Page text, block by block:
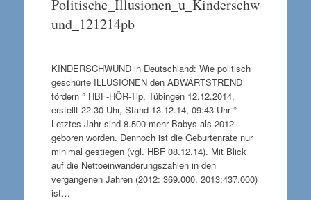
Politische_Illusionen_u_Kinderschw
und_121214pb
KINDERSCHWUND in Deutschland: Wie politisch
geschürte ILLUSIONEN den ABWÄRTSTREND
fördern ° HBF-HÖR-Tip, Tübingen 12.12.2014,
erstellt 22:30 Uhr, Stand 13.12.14, 09:43 Uhr °
Letztes Jahr sind 8.500 mehr Babys als 2012
geboren worden. Dennoch ist die Geburtenrate nur
minimal gestiegen (vgl. HBF 08.12.14). Mit Blick
auf die Nettoeinwanderungszahlen in den
vergangenen Jahren (2012: 369.000, 2013:437.000)
ist…